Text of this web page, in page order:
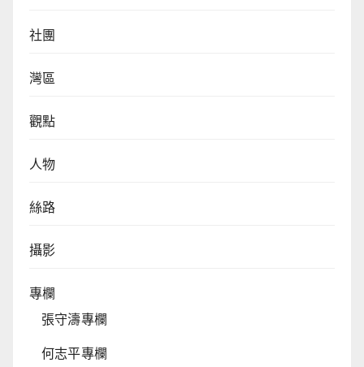
社團
灣區
觀點
人物
絲路
攝影
專欄
張守濤專欄
何志平專欄